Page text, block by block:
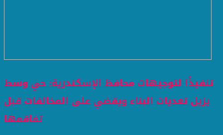
تنفيذًا لتوجيهات محافظ الإسكندرية: حي وسط
يزيل تعديات البناء ويقضي على المخالفات قبل
تفاقمها